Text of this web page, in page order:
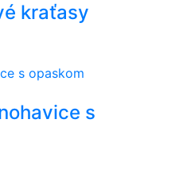
kraťasy
s